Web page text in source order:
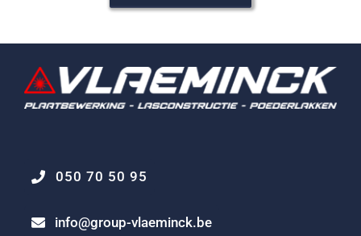
050 70 50 95
info@group-vlaeminck.be